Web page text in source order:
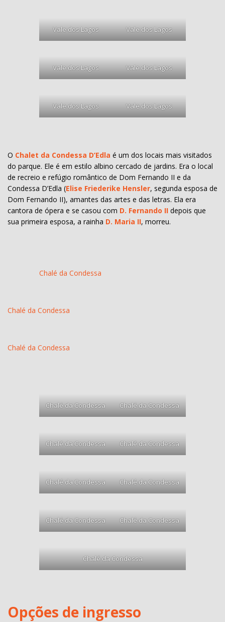
Vale dos Lagos Vale dos Lagos
Vale dos Lagos Vale dos Lagos
Vale dos Lagos Vale dos Lagos
O Chalet da Condessa D’Edla é um dos locais mais visitados
do parque. Ele é em estilo albino cercado de jardins. Era o local
de recreio e refúgio romântico de Dom Fernando II e da
Condessa D’Edla (Elise Friederike Hensler, segunda esposa de
Dom Fernando II), amantes das artes e das letras. Ela era
cantora de ópera e se casou com D. Fernando II depois que
sua primeira esposa, a rainha D. Maria II, morreu.
Chalé da Condessa
Chalé da Condessa
Chalé da Condessa
Chalé da Condessa Chalé da Condessa
Chalé da Condessa Chalé da Condessa
Chalé da Condessa Chalé da Condessa
Chalé da Condessa Chalé da Condessa
Chalé da Condessa
Opções de ingresso